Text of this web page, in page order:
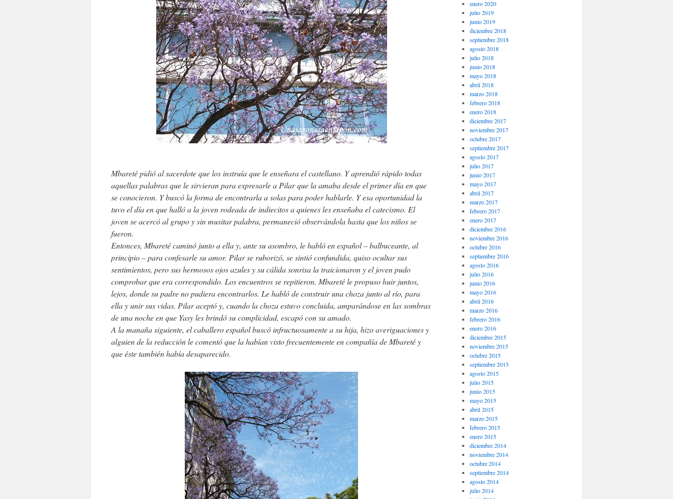
Mbareté pidió al sacerdote que los instruía que le enseñara el castellano. Y aprendió rápido todas
aquellas palabras que le sirvieran para expresarle a Pilar que la amaba desde el primer día en que
se conocieron. Y buscó la forma de encontrarla a solas para poder hablarle. Y esa oportunidad la
tuvo el día en que halló a la joven rodeada de indiecitos a quienes les enseñaba el catecismo. El
joven se acercó al grupo y sin musitar palabra, permaneció observándola hasta que los niños se
fueron.
Entonces, Mbareté caminó junto a ella y, ante su asombro, le habló en español – balbuceante, al
principio – para confesarle su amor. Pilar se ruborizó, se sintió confundida, quiso ocultar sus
sentimientos, pero sus hermosos ojos azules y su cálida sonrisa la traicionaron y el joven pudo
comprobar que era correspondido. Los encuentros se repitieron. Mbareté le propuso huir juntos,
lejos, donde su padre no pudiera encontrarlos. Le habló de construir una choza junto al río, para
ella y unir sus vidas. Pilar aceptó y, cuando la choza estuvo concluida, amparándose en las sombras
de una noche en que Yasy les brindó su complicidad, escapó con su amado.
A la manaña siguiente, el caballero español buscó infructuosamente a su hija, hizo averiguaciones y
alguien de la reducción le comentó que la habían visto frecuentemente en compañía de Mbareté y
que éste también había desaparecido.
enero 2020
julio 2019
junio 2019
diciembre 2018
septiembre 2018
agosto 2018
julio 2018
junio 2018
mayo 2018
abril 2018
marzo 2018
febrero 2018
enero 2018
diciembre 2017
noviembre 2017
octubre 2017
septiembre 2017
agosto 2017
julio 2017
junio 2017
mayo 2017
abril 2017
marzo 2017
febrero 2017
enero 2017
diciembre 2016
noviembre 2016
octubre 2016
septiembre 2016
agosto 2016
julio 2016
junio 2016
mayo 2016
abril 2016
marzo 2016
febrero 2016
enero 2016
diciembre 2015
noviembre 2015
octubre 2015
septiembre 2015
agosto 2015
julio 2015
junio 2015
mayo 2015
abril 2015
marzo 2015
febrero 2015
enero 2015
diciembre 2014
noviembre 2014
octubre 2014
septiembre 2014
agosto 2014
julio 2014